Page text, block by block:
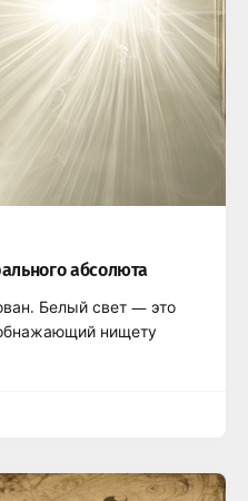
абсолюта
Белый свет — это
нищету